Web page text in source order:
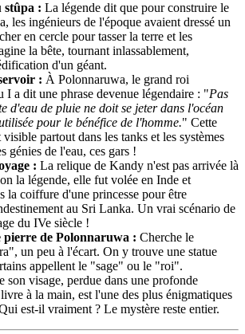
stûpa : La légende dit que pour construire le
les ingénieurs de l'époque avaient dressé un
en cercle pour tasser la terre et les
la bête, tournant inlassablement,
d'un géant.
: À Polonnaruwa, le grand roi
I a dit une phrase devenue légendaire : "Pas
d'eau de pluie ne doit se jeter dans l'océan
pour le bénéfice de l'homme." Cette
partout dans les tanks et les systèmes
génies de l'eau, ces gars !
: La relique de Kandy n'est pas arrivée là
la légende, elle fut volée en Inde et
la coiffure d'une princesse pour être
au Sri Lanka. Un vrai scénario de
du IVe siècle !
pierre de Polonnaruwa : Cherche le
un peu à l'écart. On y trouve une statue
appellent le "sage" ou le "roi".
son visage, perdue dans une profonde
à la main, est l'une des plus énigmatiques
est-il vraiment ? Le mystère reste entier.